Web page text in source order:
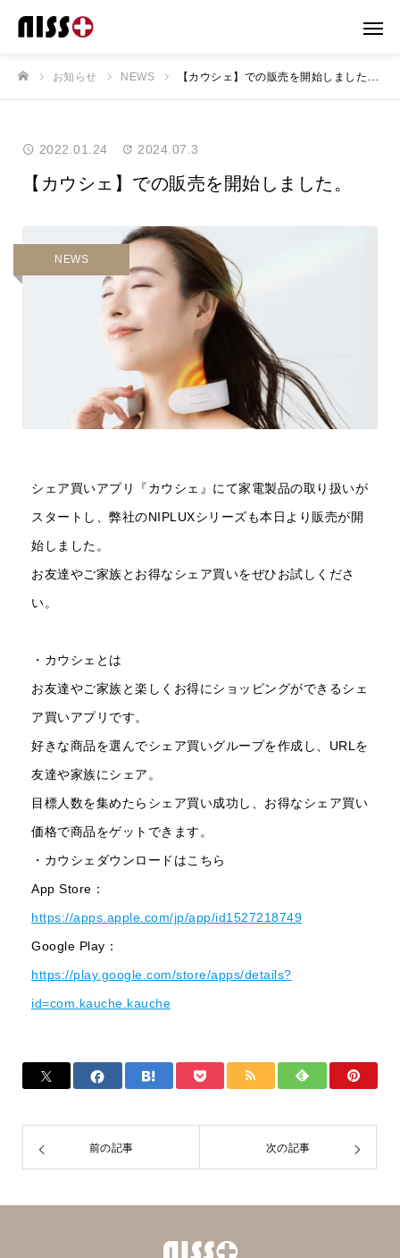
お知らせ NEWS 【カウシェ】での販売を開始しました。
2022.01.24 2024.07.3
【カウシェ】での販売を開始しました。
NEWS
シェア買いアプリ『カウシェ』にて家電製品の取り扱いが
スタートし、弊社のNIPLUXシリーズも本日より販売が開
始しました。
お友達やご家族とお得なシェア買いをぜひお試しくださ
い。
・カウシェとは
お友達やご家族と楽しくお得にショッピングができるシェ
ア買いアプリです。
好きな商品を選んでシェア買いグループを作成し、URLを
友達や家族にシェア。
目標人数を集めたらシェア買い成功し、お得なシェア買い
価格で商品をゲットできます。
・カウシェダウンロードはこちら
App Store：
https://apps.apple.com/jp/app/id1527218749
Google Play：
https://play.google.com/store/apps/details?
id=com.kauche.kauche
前の記事 次の記事